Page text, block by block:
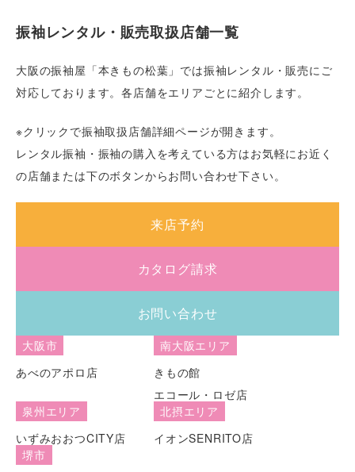
振袖レンタル・販売取扱店舗一覧
大阪の振袖屋「本きもの松葉」では振袖レンタル・販売にご
対応しております。各店舗をエリアごとに紹介します。
※クリックで振袖取扱店舗詳細ページが開きます。
レンタル振袖・振袖の購入を考えている方はお気軽にお近く
の店舗または下のボタンからお問い合わせ下さい。
来店予約
カタログ請求
お問い合わせ
大阪市
あべのアポロ店
南大阪エリア
きもの館
エコール・ロゼ店
泉州エリア
いずみおおつCITY店
北摂エリア
イオンSENRITO店
堺市